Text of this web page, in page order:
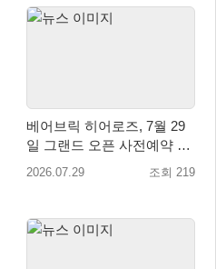
베어브릭 히어로즈, 7월 29
일 그랜드 오픈 사전예약 시
작… 8월 말 오픈 예정
2026.07.29 조회 219